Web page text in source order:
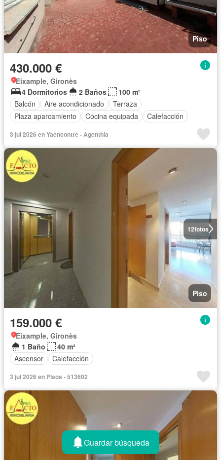
Piso
430.000 €
Eixample, Gironès
4 Dormitorios
2 Baños
100 m²
Balcón
Aire acondicionado
Terraza
Plaza aparcamiento
Cocina equipada Calefacción
3 jul 2026 en Yaencontre - Agenthia
12fotos
Piso
159.000 €
Eixample, Gironès
1 Baño
40 m²
Ascensor
Calefacción
3 jul 2026 en Pisos - 513602
Guardar búsqueda